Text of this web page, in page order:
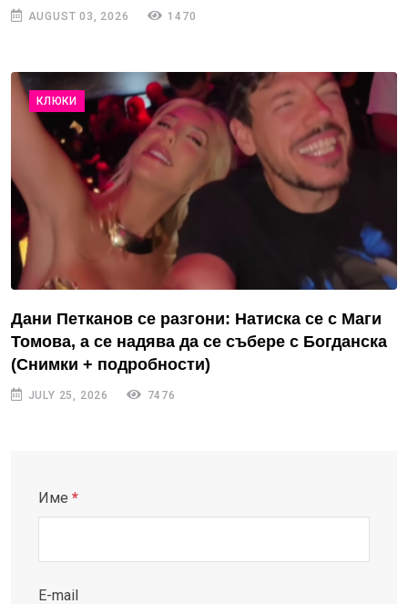
AUGUST 03, 2026 1470
КЛЮКИ
Дани Петканов се разгони: Натиска се с Маги
Томова, а се надява да се събере с Богданска
(Снимки + подробности)
JULY 25, 2026 7476
Име *
E-mail